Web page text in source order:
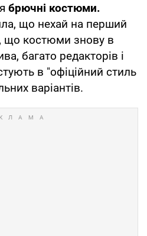
брючні костюми.
що нехай на перший
що костюми знову в
багато редакторів і
в "офіційний стиль
варіантів.